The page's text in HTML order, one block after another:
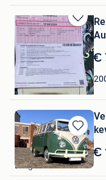
Bewaren
in
Mijn
Favorieten
€
Altaf
Borgloon
Bewaren
in
Mijn
Favorieten
€
stef
Borgloon